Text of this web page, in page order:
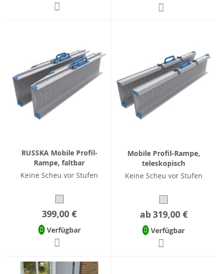
RUSSKA Mobile Profil-
Rampe, faltbar
Keine Scheu vor Stufen
399,00 €
Verfügbar
Mobile Profil-Rampe,
teleskopisch
Keine Scheu vor Stufen
ab319,00 €
Verfügbar